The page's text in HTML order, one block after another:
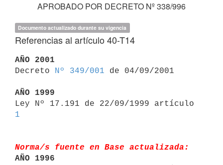
APROBADO POR DECRETO Nº 338/996
Documento actualizado durante su vigencia
Referencias al artículo 40-T14
AÑO 2001
Decreto
Nº 349/001 de 04/09/2001
AÑO 1999
1
Norma/s fuente en Base actualizada:
AÑO 1996